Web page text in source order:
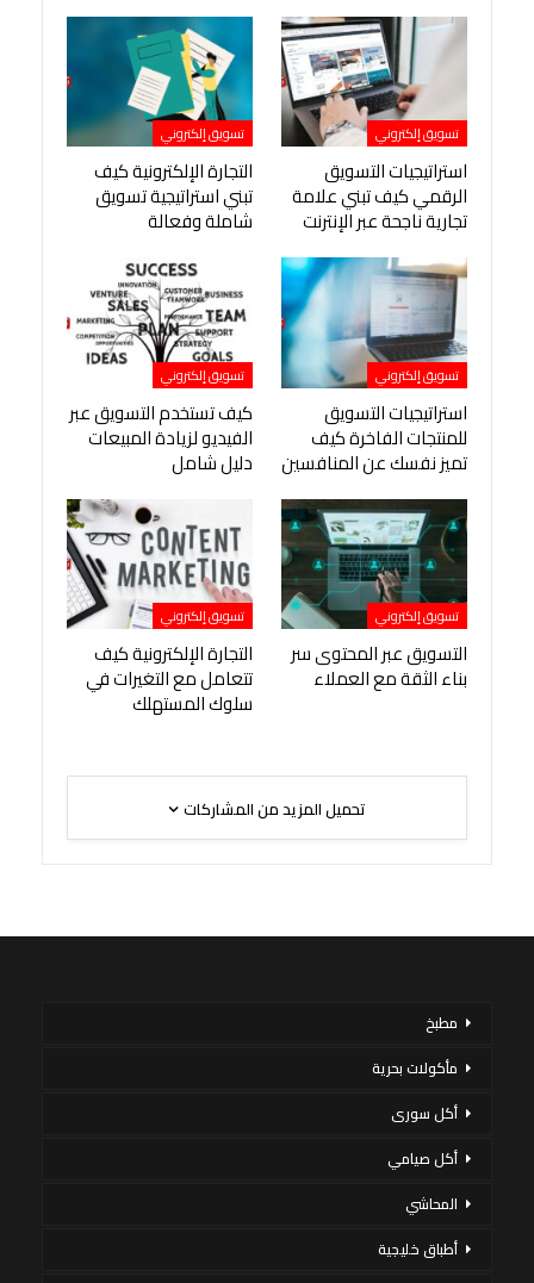
تسويق إلكتروني
استراتيجيات التسويق
الرقمي كيف تبني علامة
تجارية ناجحة عبر الإنترنت
تسويق إلكتروني
التجارة الإلكترونية كيف
تبني استراتيجية تسويق
شاملة وفعالة
تسويق إلكتروني
استراتيجيات التسويق
للمنتجات الفاخرة كيف
تميز نفسك عن المنافسين
تسويق إلكتروني
كيف تستخدم التسويق عبر
الفيديو لزيادة المبيعات
دليل شامل
تسويق إلكتروني
التسويق عبر المحتوى سر
بناء الثقة مع العملاء
تسويق إلكتروني
التجارة الإلكترونية كيف
تتعامل مع التغيرات في
سلوك المستهلك
تحميل المزيد من المشاركات
مطبخ
مأكولات بحرية
أكل سورى
أكل صيامي
المحاشي
أطباق خليجية